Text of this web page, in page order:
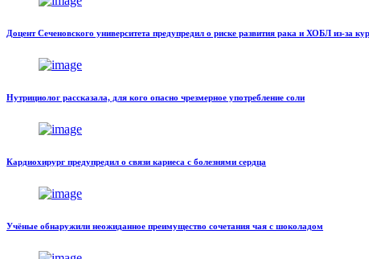
Доцент Сеченовского университета предупредил о риске развития рака и ХОБЛ из-за
Нутрициолог рассказала, для кого опасно чрезмерное употребление соли
Кардиохирург предупредил о связи кариеса с болезнями сердца
Учёные обнаружили неожиданное преимущество сочетания чая с шоколадом